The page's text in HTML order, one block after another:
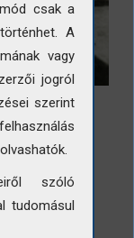
csak a
A
vagy
jogról
szerint
szóló
tudomásul